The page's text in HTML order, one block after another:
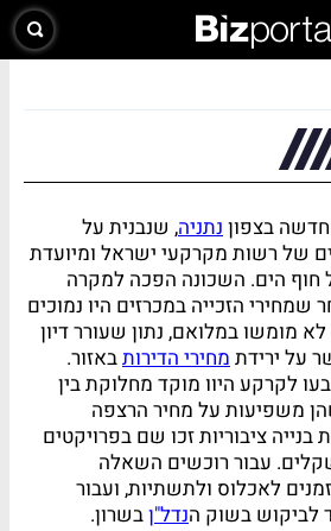
בצפוןנתניה, שנבנית על
של רשות מקרקעי ישראל ומיועדת
חוף הים. השכונה הפכה למקרה
שמחירי הזכייה במכרזים היו נמוכים
מומשו במלואם, נתון שעורר דיון
על ירידתמחירי הדירותבאזור.
לקרקע היוו מוקד מחלוקת בין
משפיעות על מחיר הרצפה
ציבוריות זכו שם בפרויקטים
עבור רוכשים השאלה
לאכלוס ולתשתיות, ועבור
לביקוש בשוק הנדל"ןבשרון.